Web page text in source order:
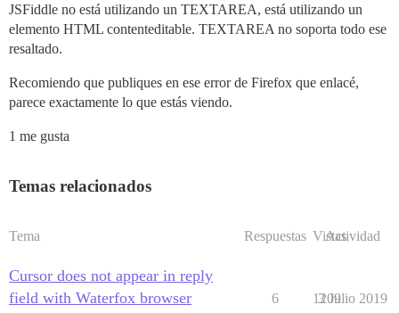
JSFiddle no está utilizando un TEXTAREA, está utilizando un
elemento HTML contenteditable. TEXTAREA no soporta todo ese
resaltado.
Recomiendo que publiques en ese error de Firefox que enlacé,
parece exactamente lo que estás viendo.
1 me gusta
Temas relacionados
Tema Respuestas Vistas
Actividad
Cursor does not appear in reply
field with Waterfox browser
6 1209
3 Julio 2019